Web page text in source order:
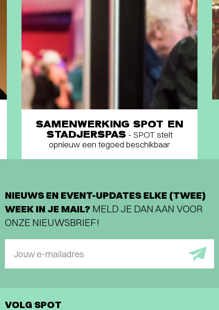
SAMENWERKING SPOT EN
STADJERSPAS - SPOT stelt
opnieuw een tegoed beschikbaar
NIEUWS EN EVENT-UPDATES ELKE (TWEE)
WEEK IN JE MAIL? MELD JE DAN AAN VOOR
ONZE NIEUWSBRIEF!
Jouw e-mailadres
VOLG SPOT